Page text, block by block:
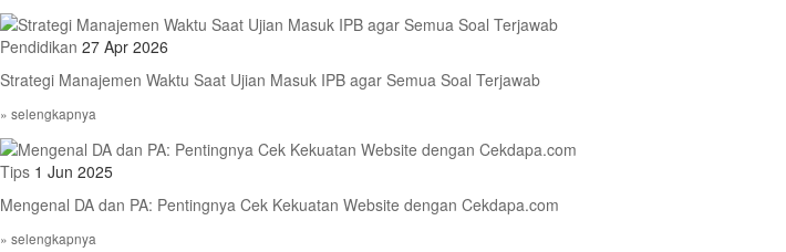
Pendidikan 27 Apr 2026
Strategi Manajemen Waktu Saat Ujian Masuk IPB agar Semua Soal Terjawab
» selengkapnya
Tips 1 Jun 2025
Mengenal DA dan PA: Pentingnya Cek Kekuatan Website dengan Cekdapa.com
» selengkapnya